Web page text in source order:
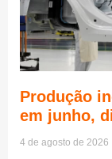
Produção
em junho,
4 de agosto de 2026